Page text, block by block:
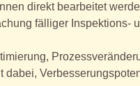
direkt bearbeitet
fälliger Inspektions-